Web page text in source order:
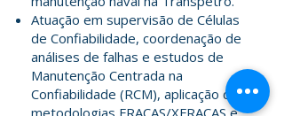
Atuação em supervisão de Células
de Confiabilidade, coordenação de
análises de falhas e estudos de
Manutenção Centrada na
Confiabilidade (RCM), aplicação das
metodologias FRACAS/XFRACAS e